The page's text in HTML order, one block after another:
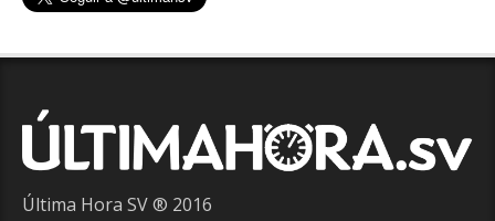
Última Hora SV ® 2016